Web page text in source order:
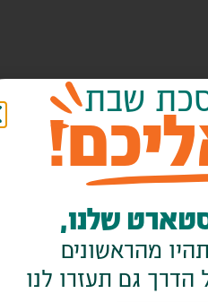
שבת
שלנו,
מהראשונים
גם תעזרו לנו